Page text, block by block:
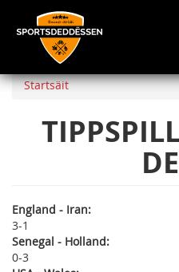
zum
InhaltStartsäit
England - Iran:
3 1
Senegal - Holland:
0 3